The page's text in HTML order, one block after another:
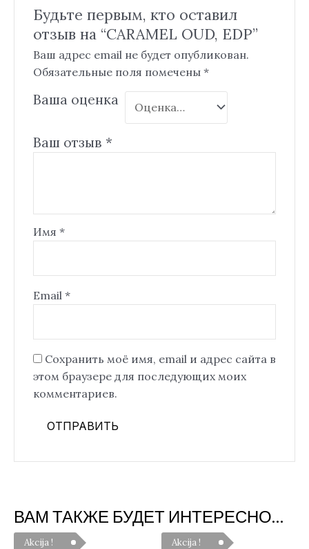
Будьте первым, кто оставил
отзыв на “CARAMEL OUD, EDP”
Ваш адрес email не будет опубликован.
Обязательные поля помечены *
Ваша оценка
Ваш отзыв *
Имя *
Email *
Сохранить моё имя, email и адрес сайта в
этом браузере для последующих моих
комментариев.
ВАМ ТАКЖЕ БУДЕТ ИНТЕРЕСНО…
Akcija ! Akcija !